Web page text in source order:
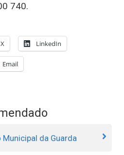
740.
X LinkedIn
Email
Municipal da Guarda